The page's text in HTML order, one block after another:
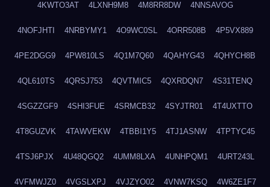
4KWTO3AT 4LXNH9M8 4M8RR8DW 4NNSAVOG
4NOFJHTI 4NRBYMY1 4O9WC0SL 4ORR508B 4P5VX889
4PE2DGG9 4PW810LS 4Q1M7Q60 4QAHYG43 4QHYCH8B
4QL610TS 4QRSJ753 4QVTMIC5 4QXRDQN7 4S31TENQ
4SGZZGF9 4SHI3FUE 4SRMCB32 4SYJTR01 4T4UXTTO
4T8GUZVK 4TAWVEKW 4TBBI1Y5 4TJ1ASNW 4TPTYC45
4TSJ6PJX 4U48QGQ2 4UMM8LXA 4UNHPQM1 4URT243L
4VFMWJZ0 4VGSLXPJ 4VJZYO02 4VNW7KSQ 4W6ZE1F7